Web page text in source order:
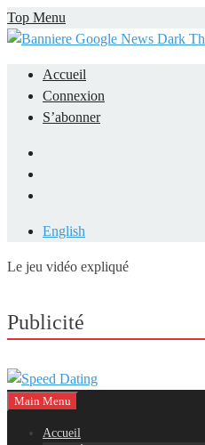
Skip
to
Top Menu
Accueil
Connexion
S’abonner
English
Le jeu vidéo expliqué
Publicité
Main Menu
Accueil